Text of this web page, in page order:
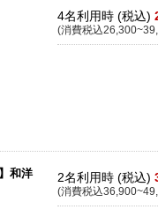
4名利用時 (税込)
(消費税込
和洋
2名利用時 (税込)
(消費税込